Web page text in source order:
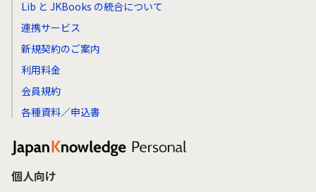
Lib と JKBooks の統合について
連携サービス
新規契約のご案内
利用料金
会員規約
各種資料／申込書
個人向け